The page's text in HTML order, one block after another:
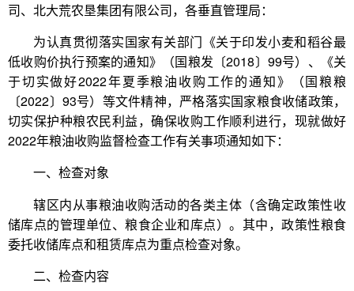
司、北大荒农垦集团有限公司，各垂直管理局：
为认真贯彻落实国家有关部门《关于印发小麦和稻谷最
低收购价执行预案的通知》（国粮发〔2018〕99号）、《关
于切实做好2022年夏季粮油收购工作的通知》（国粮粮
〔2022〕93号）等文件精神，严格落实国家粮食收储政策，
切实保护种粮农民利益，确保收购工作顺利进行，现就做好
2022年粮油收购监督检查工作有关事项通知如下：
一、检查对象
辖区内从事粮油收购活动的各类主体（含确定政策性收
储库点的管理单位、粮食企业和库点）。其中，政策性粮食
委托收储库点和租赁库点为重点检查对象。
二、检查内容